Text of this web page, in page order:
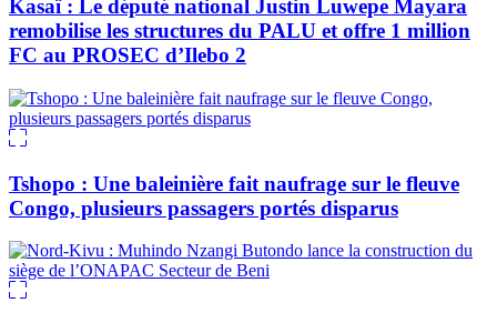
Kasaï : Le député national Justin Luwepe Mayara
remobilise les structures du PALU et offre 1 million
FC au PROSEC d’Ilebo 2
Tshopo : Une baleinière fait naufrage sur le fleuve
Congo, plusieurs passagers portés disparus